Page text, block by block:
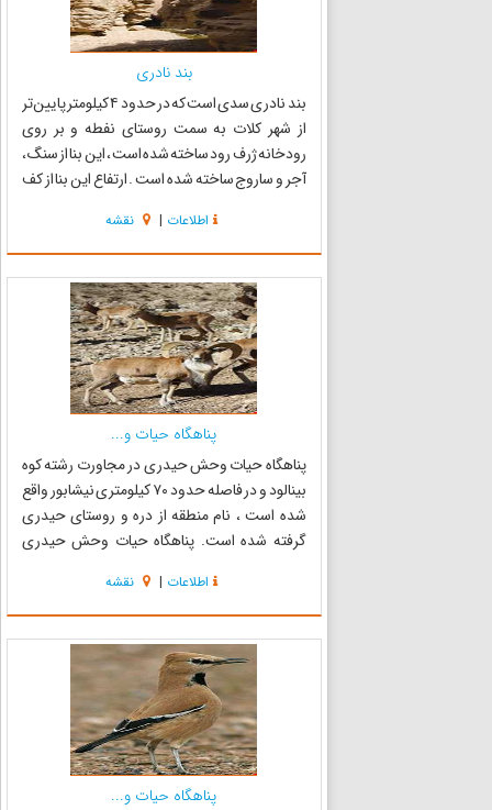
بند نادری
بند نادری سدی است که در حدود ۴ کیلومتر پایین‌تر
از شهر کلات به سمت روستای نفطه و بر روی
رودخانه ژرف رود ساخته شده است ، این بنا از سنگ ،
آجر و ساروج ساخته شده است . ارتفاع این بنا از کف
دارد به نحوی که هر قدر از کف رودخانه به طرف بالا
...
اطلاعات | نقشه
پناهگاه حیات و...
پناهگاه حیات وحش حیدری در مجاورت رشته کوه
بینالود و در فاصله حدود ۷۰ کیلومتری نیشابور واقع
شده است ، نام منطقه از دره و روستای حیدری
گرفته شده است. پناهگاه حیات وحش حیدری
و دره‌های نسبتا عمیق، دارای تراکم گیاهی و جانوری
مناسبی است. ۲۳ چشم...
اطلاعات | نقشه
پناهگاه حیات و...